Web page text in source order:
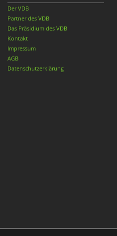
Der VDB
Partner des VDB
Das Präsidium des VDB
Kontakt
Impressum
AGB
Datenschutzerklärung